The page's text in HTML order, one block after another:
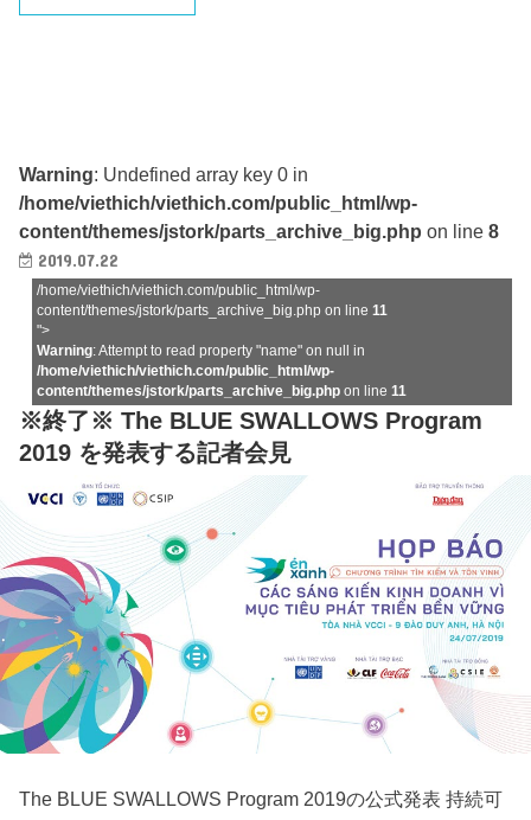
Warning: Undefined array key 0 in
/home/viethich/viethich.com/public_html/wp-
content/themes/jstork/parts_archive_big.php on line8
2019.07.22
/home/viethich/viethich.com/public_html/wp-
content/themes/jstork/parts_archive_big.php on line11
">
Warning: Attempt to read property "name" on null in
/home/viethich/viethich.com/public_html/wp-
content/themes/jstork/parts_archive_big.php on line11
※終了※ The BLUE SWALLOWS Program
2019 を発表する記者会見
The BLUE SWALLOWS Program 2019の公式発表 持続可